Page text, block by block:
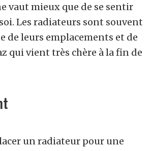
vaut mieux que de se sentir
Les radiateurs sont souvent
de leurs emplacements et de
qui vient très chère à la fin de
un radiateur pour une